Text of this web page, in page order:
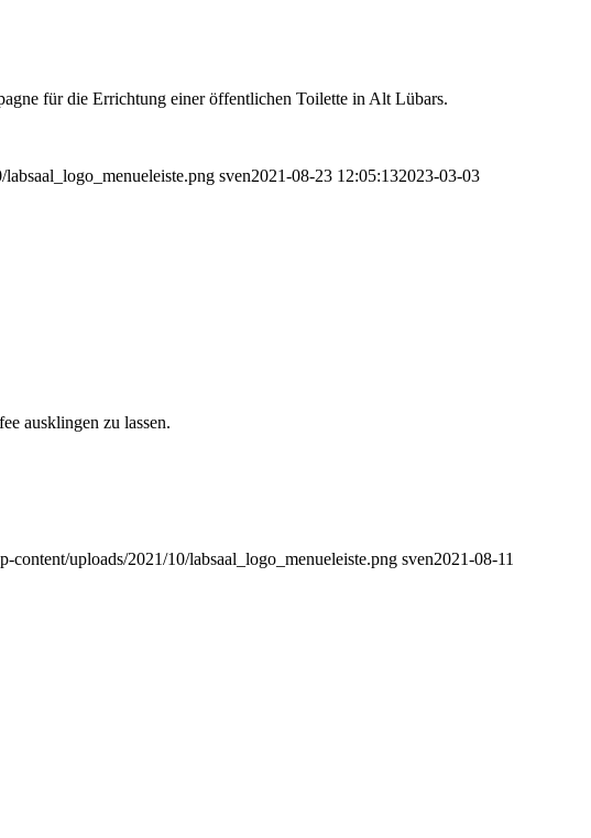
für die Errichtung einer öffentlichen Toilette in Alt Lübars.
sven2021-08-23 12:05:132023-03-03
ausklingen zu lassen.
content/uploads/2021/10/labsaal_logo_menueleiste.png sven2021-08-11